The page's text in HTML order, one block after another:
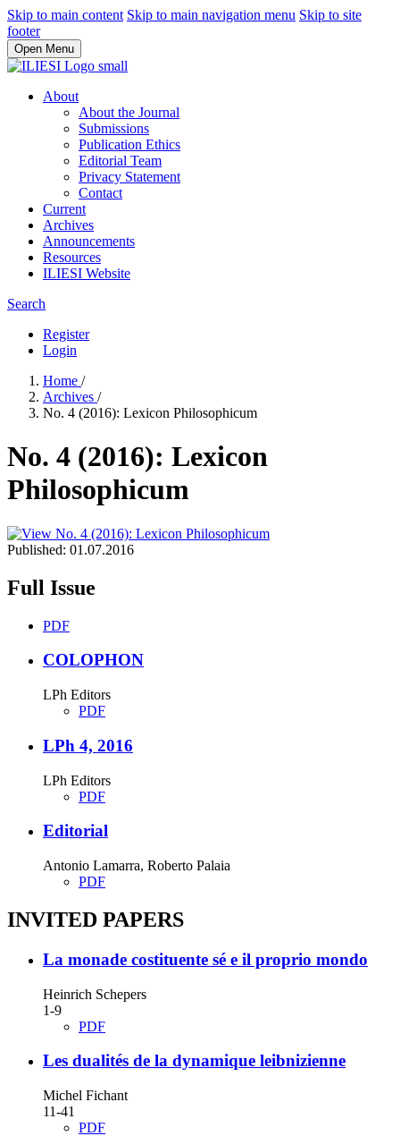
Skip to main content Skip to main navigation menu Skip to site
footer
Open Menu
About
About the Journal
Submissions
Publication Ethics
Editorial Team
Privacy Statement
Contact
Current
Archives
Announcements
Resources
ILIESI Website
Search
Register
Login
Home /
Archives /
No. 4 (2016): Lexicon Philosophicum
No. 4 (2016): Lexicon
Philosophicum
Published: 01.07.2016
Full Issue
PDF
COLOPHON
LPh Editors
PDF
LPh 4, 2016
LPh Editors
PDF
Editorial
Antonio Lamarra, Roberto Palaia
PDF
INVITED PAPERS
La monade costituente sé e il proprio mondo
Heinrich Schepers
1-9
PDF
Les dualités de la dynamique leibnizienne
Michel Fichant
11-41
PDF